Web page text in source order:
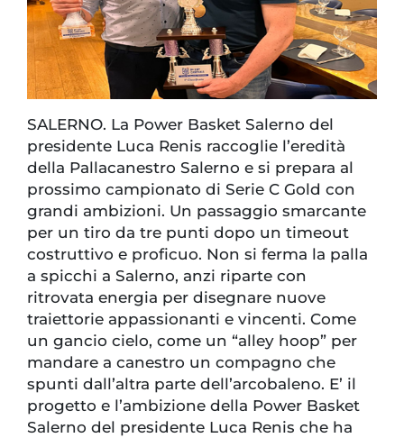
SALERNO. La Power Basket Salerno del
presidente Luca Renis raccoglie l’eredità
della Pallacanestro Salerno e si prepara al
prossimo campionato di Serie C Gold con
grandi ambizioni. Un passaggio smarcante
per un tiro da tre punti dopo un timeout
costruttivo e proficuo. Non si ferma la palla
a spicchi a Salerno, anzi riparte con
ritrovata energia per disegnare nuove
traiettorie appassionanti e vincenti. Come
un gancio cielo, come un “alley hoop” per
mandare a canestro un compagno che
spunti dall’altra parte dell’arcobaleno. E’ il
progetto e l’ambizione della Power Basket
Salerno del presidente Luca Renis che ha